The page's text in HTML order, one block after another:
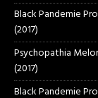
Black Pandemie
(2017)
Psychopathia
(2017)
Black Pandemie